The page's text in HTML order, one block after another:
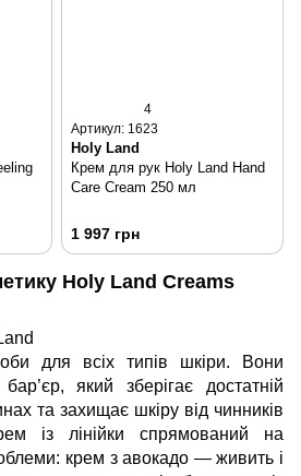
4
Артикул: 1623
Holy Land
Крем для рук Holy Land Hand
Care Cream 250 мл
1 997 грн
Holy Land Creams
для всіх типів шкіри. Вони
який зберігає достатній
та захищає шкіру від чинників
із лінійки спрямований на
крем з авокадо — живить і